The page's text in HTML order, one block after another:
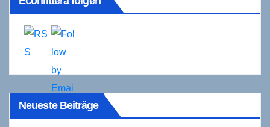
Neueste Beiträge